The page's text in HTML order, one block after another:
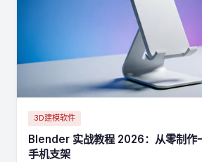
3D建模软件
Blender 实战教程 2026：从零制作
手机支架